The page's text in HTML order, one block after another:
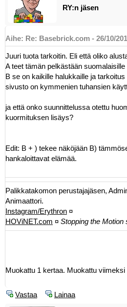
RY:n jäsen
Aihe: Re: Basebrick.com - 26/10/
Juuri tuota tarkoitin. Eli että oliko
A teet tämän pelkästään suomalaisille
B se on kaikille halukkaille ja
sivusto on kymmenien tuhansien
ja että onko suunnittelussa otettu
kuormituksen lisäys?
Edit: B + ) tekee näköjään B)
hankaloittavat elämää.
Palikkatakomon perustajajäsen,
Animaattori.
Instagram/Erythron ¤
HOViNET.com ¤ Stopping the Motion
Muokattu 1 kertaa. Muokattu viimeksi
Vastaa Lainaa